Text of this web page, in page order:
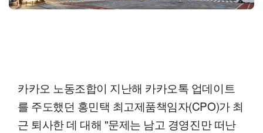
카카오 노동조합이 지난해 카카오톡 업데이트
를 주도했던 홍민택 최고제품책임자(CPO)가 최
근 퇴사한 데 대해 "문제는 남고 경영진만 떠난